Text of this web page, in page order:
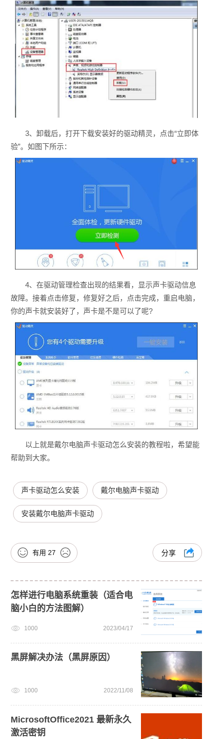
3、卸载后，打开下载安装好的驱动精灵，点击“立即体
验”。如图下所示：
4、在驱动管理检查出现的结果看，显示声卡驱动信息
故障。接着点击修复，修复好之后，点击完成，重启电脑，
你的声卡就安装好了，声卡是不是可以了呢?
以上就是戴尔电脑声卡驱动怎么安装的教程啦，希望能
帮助到大家。
声卡驱动怎么安装 戴尔电脑声卡驱动
安装戴尔电脑声卡驱动
有用 27 分享
怎样进行电脑系统重装（适合电
脑小白的方法图解）
1000 2023/04/17
黑屏解决办法（黑屏原因）
1000 2022/11/08
MicrosoftOffice2021 最新永久
激活密钥